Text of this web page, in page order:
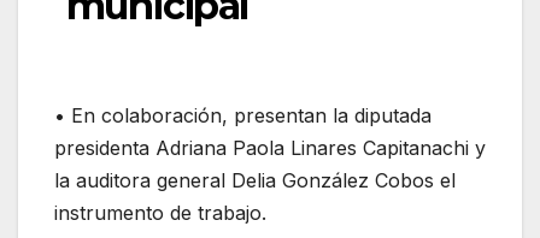
• En colaboración, presentan la diputada
presidenta Adriana Paola Linares Capitanachi y
la auditora general Delia González Cobos el
instrumento de trabajo.